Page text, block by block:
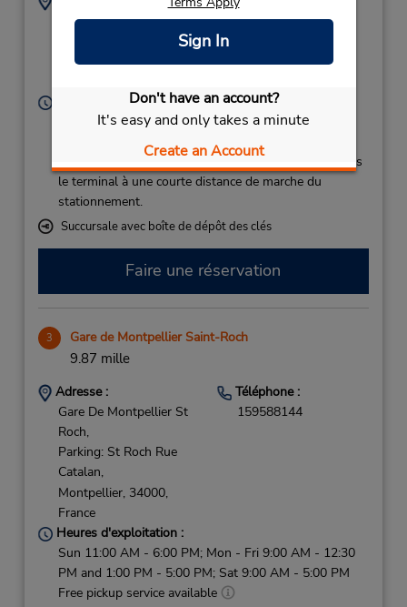
Sign In
Don't have an account?
It's easy and only takes a minute
Create an Account
Aeroport Montpellier
Montpellier, 34130,
159588143
Heures d'exploitation :
Sun 10:00 AM - 8:00 PM; Mon - Fri 8:00 AM - 10:00
PM; Sat 9:00 AM - 7:00 PM
Si vous arrivez, le comptoir de location se trouve dans
le terminal à une courte distance de marche du
stationnement.
Succursale avec boîte de dépôt des clés
Faire une réservation
3 Gare de Montpellier Saint-Roch
9.87 mille
Adresse :
Gare De Montpellier St
Roch,
Parking: St Roch Rue
Catalan,
Montpellier, 34000,
France
Téléphone :
159588144
Heures d'exploitation :
Sun 11:00 AM - 6:00 PM; Mon - Fri 9:00 AM - 12:30
PM and 1:00 PM - 5:00 PM; Sat 9:00 AM - 5:00 PM
Free pickup service available